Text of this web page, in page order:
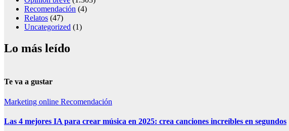
Recomendación (4)
Relatos (47)
Uncategorized (1)
Lo más leído
Te va a gustar
Marketing online Recomendación
Las 4 mejores IA para crear música en 2025: crea canciones increíbles en segundos